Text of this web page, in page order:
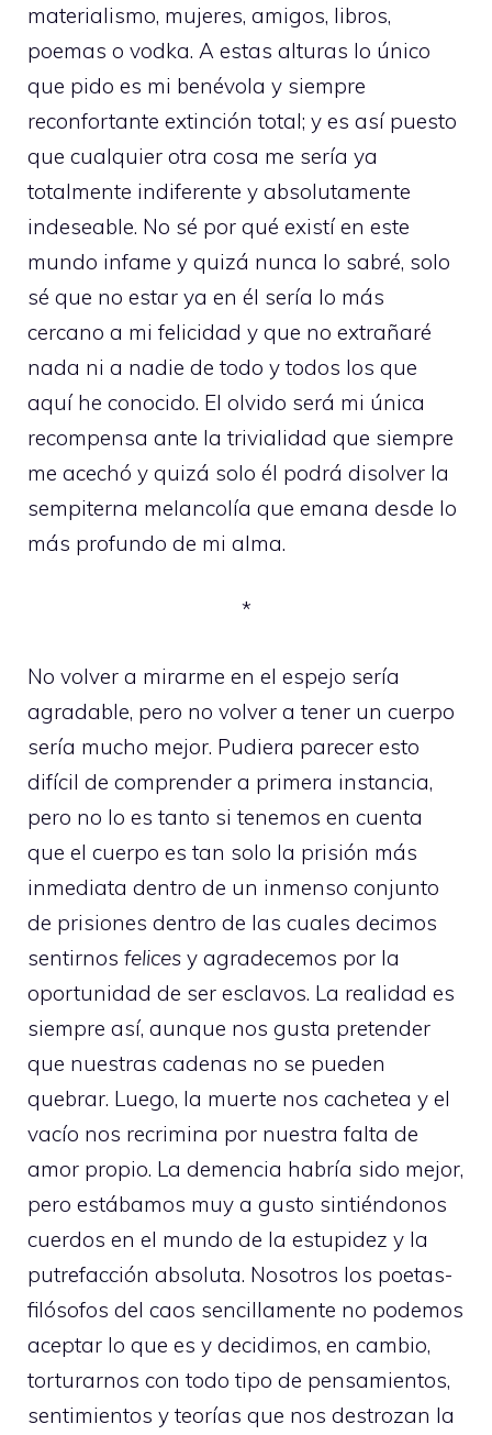
materialismo, mujeres, amigos, libros,
poemas o vodka. A estas alturas lo único
que pido es mi benévola y siempre
reconfortante extinción total; y es así puesto
que cualquier otra cosa me sería ya
totalmente indiferente y absolutamente
indeseable. No sé por qué existí en este
mundo infame y quizá nunca lo sabré, solo
sé que no estar ya en él sería lo más
cercano a mi felicidad y que no extrañaré
nada ni a nadie de todo y todos los que
aquí he conocido. El olvido será mi única
recompensa ante la trivialidad que siempre
me acechó y quizá solo él podrá disolver la
sempiterna melancolía que emana desde lo
más profundo de mi alma.
*
No volver a mirarme en el espejo sería
agradable, pero no volver a tener un cuerpo
sería mucho mejor. Pudiera parecer esto
difícil de comprender a primera instancia,
pero no lo es tanto si tenemos en cuenta
que el cuerpo es tan solo la prisión más
inmediata dentro de un inmenso conjunto
de prisiones dentro de las cuales decimos
sentirnos felices y agradecemos por la
oportunidad de ser esclavos. La realidad es
siempre así, aunque nos gusta pretender
que nuestras cadenas no se pueden
quebrar. Luego, la muerte nos cachetea y el
vacío nos recrimina por nuestra falta de
amor propio. La demencia habría sido mejor,
pero estábamos muy a gusto sintiéndonos
cuerdos en el mundo de la estupidez y la
putrefacción absoluta. Nosotros los poetas-
filósofos del caos sencillamente no podemos
aceptar lo que es y decidimos, en cambio,
torturarnos con todo tipo de pensamientos,
sentimientos y teorías que nos destrozan la